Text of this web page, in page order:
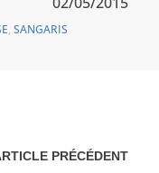
, SANGARIS